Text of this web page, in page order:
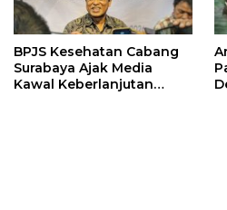
BPJS Kesehatan Cabang
Surabaya Ajak Media
Kawal Keberlanjutan